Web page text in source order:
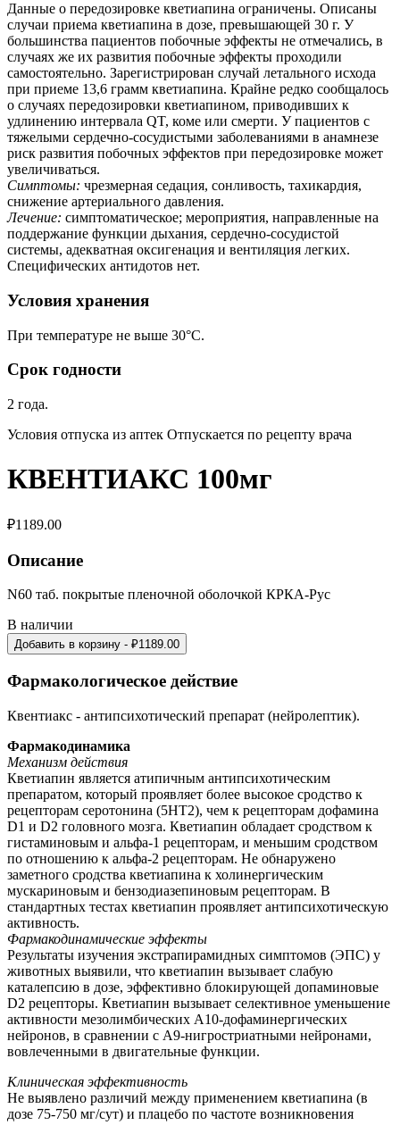
Данные о передозировке кветиапина ограничены. Описаны
случаи приема кветиапина в дозе, превышающей 30 г. У
большинства пациентов побочные эффекты не отмечались, в
случаях же их развития побочные эффекты проходили
самостоятельно. Зарегистрирован случай летального исхода
при приеме 13,6 грамм кветиапина. Крайне редко сообщалось
о случаях передозировки кветиапином, приводивших к
удлинению интервала QT, коме или смерти. У пациентов с
тяжелыми сердечно-сосудистыми заболеваниями в анамнезе
риск развития побочных эффектов при передозировке может
увеличиваться.
Симптомы: чрезмерная седация, сонливость, тахикардия,
снижение артериального давления.
Лечение: симптоматическое; мероприятия, направленные на
поддержание функции дыхания, сердечно-сосудистой
системы, адекватная оксигенация и вентиляция легких.
Специфических антидотов нет.
Условия хранения
При температуре не выше 30°С.
Срок годности
2 года.
Условия отпуска из аптек Отпускается по рецепту врача
КВЕНТИАКС 100мг
₽1189.00
Описание
N60 таб. покрытые пленочной оболочкой КРКА-Рус
В наличии
Добавить в корзину - ₽1189.00
Фармакологическое действие
Квентиакс - антипсихотический препарат (нейролептик).
Фармакодинамика
Механизм действия
Кветиапин является атипичным антипсихотическим
препаратом, который проявляет более высокое сродство к
рецепторам серотонина (5НТ2), чем к рецепторам дофамина
D1 и D2 головного мозга. Кветиапин обладает сродством к
гистаминовым и альфа-1 рецепторам, и меньшим сродством
по отношению к альфа-2 рецепторам. Не обнаружено
заметного сродства кветиапина к холинергическим
мускариновым и бензодиазепиновым рецепторам. В
стандартных тестах кветиапин проявляет антипсихотическую
активность.
Фармакодинамические эффекты
Результаты изучения экстрапирамидных симптомов (ЭПС) у
животных выявили, что кветиапин вызывает слабую
каталепсию в дозе, эффективно блокирующей допаминовые
D2 рецепторы. Кветиапин вызывает селективное уменьшение
активности мезолимбических А10-дофаминергических
нейронов, в сравнении с А9-нигростриатными нейронами,
вовлеченными в двигательные функции.
Клиническая эффективность
Не выявлено различий между применением кветиапина (в
дозе 75-750 мг/сут) и плацебо по частоте возникновения